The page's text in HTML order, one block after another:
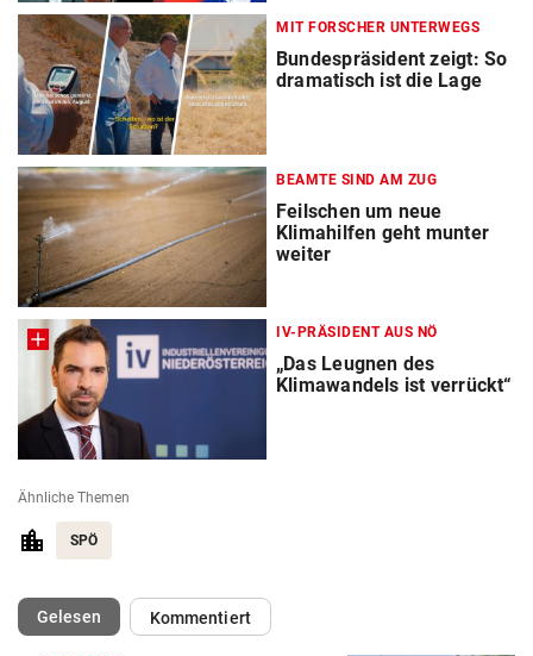
MIT FORSCHER UNTERWEGS
Bundespräsident zeigt: So
dramatisch ist die Lage
BEAMTE SIND AM ZUG
Feilschen um neue
Klimahilfen geht munter
weiter
IV-PRÄSIDENT AUS NÖ
„Das Leugnen des
Klimawandels ist verrückt“
Ähnliche Themen
SPÖ
Gelesen(ausgewählt)Kommentiert